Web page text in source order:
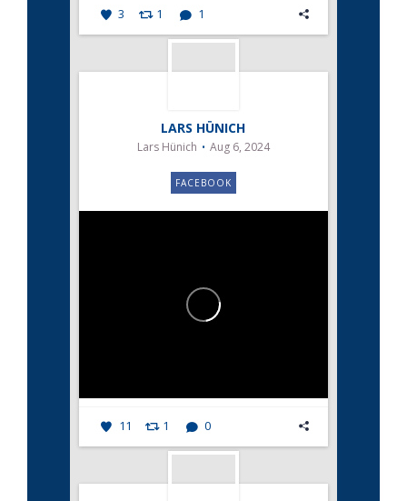
3 1 1
LARS HÜNICH
Lars Hünich Aug 6, 2024
FACEBOOK
11 1 0